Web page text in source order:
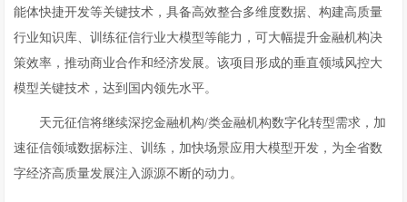
能体快捷开发等关键技术，具备高效整合多维度数据、构建高质量
行业知识库、训练征信行业大模型等能力，可大幅提升金融机构决
策效率，推动商业合作和经济发展。该项目形成的垂直领域风控大
模型关键技术，达到国内领先水平。
天元征信将继续深挖金融机构/类金融机构数字化转型需求，加
速征信领域数据标注、训练，加快场景应用大模型开发，为全省数
字经济高质量发展注入源源不断的动力。